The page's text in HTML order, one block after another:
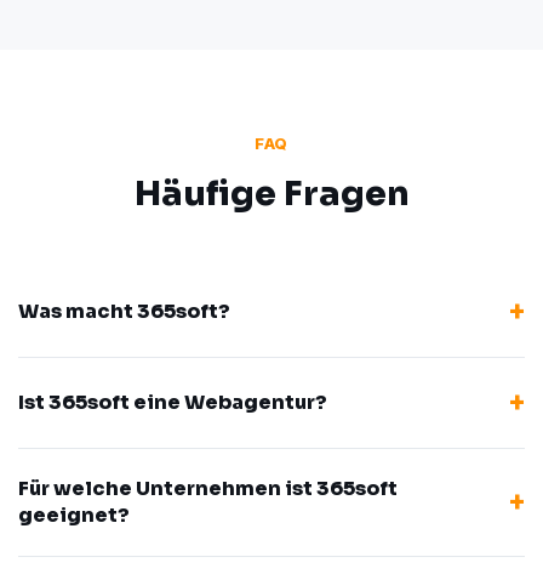
FAQ
Häufige Fragen
Was macht 365soft?
Ist 365soft eine Webagentur?
Für welche Unternehmen ist 365soft
geeignet?